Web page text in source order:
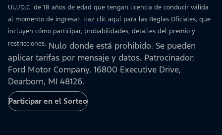
UU./D.C. de 18 años de edad que tengan licencia de conducir válida
al momento de ingresar. Haz clic aquí para las Reglas Oficiales, que
incluyen cómo participar, probabilidades, detalles del premio y
restricciones. Nulo donde está prohibido. Se pueden
aplicar tarifas por mensaje y datos. Patrocinador:
Ford Motor Company, 16800 Executive Drive,
Dearborn, MI 48126.
Participar en el Sorteo